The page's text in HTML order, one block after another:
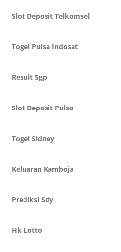
Slot Deposit Telkomsel
Togel Pulsa Indosat
Result Sgp
Slot Deposit Pulsa
Togel Sidney
Keluaran Kamboja
Prediksi Sdy
Hk Lotto